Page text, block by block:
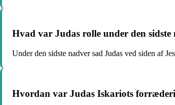
Hvad var Judas rolle under den sidste
Under den sidste nadver sad Judas ved siden af
Hvordan var Judas Iskariots